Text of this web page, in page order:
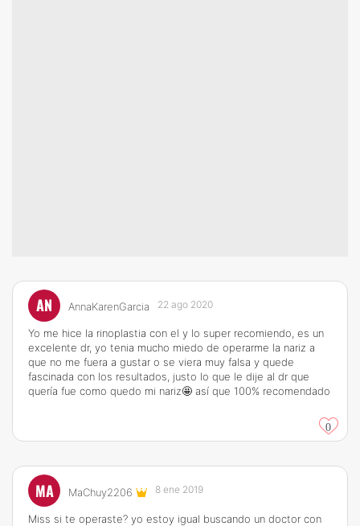
AN AnnaKarenGarcia 22 ago 2020
Yo me hice la rinoplastia con el y lo super recomiendo, es un
excelente dr, yo tenia mucho miedo de operarme la nariz a
que no me fuera a gustar o se viera muy falsa y quede
fascinada con los resultados, justo lo que le dije al dr que
quería fue como quedo mi nariz🤩 así que 100% recomendado
0
MA MaChuy2206 8 ene 2019
Miss si te operaste? yo estoy igual buscando un doctor con